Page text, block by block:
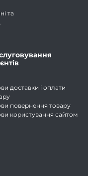
та
доставки і оплати
повернення товару
користування сайтом